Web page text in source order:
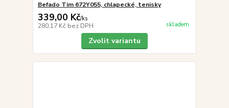
Befado Tim 672Y055, chlapecké, tenisky
339,00 Kč/ks
280,17 Kč bez DPH skladem
Zvolit variantu